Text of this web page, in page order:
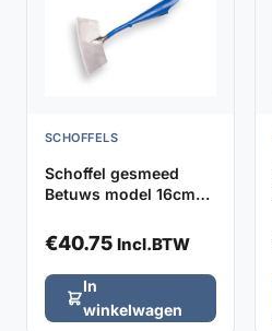
SCHOFFELS
Schoffel gesmeed
Betuws model 16cm
€40.75 Incl.BTW
In
winkelwagen